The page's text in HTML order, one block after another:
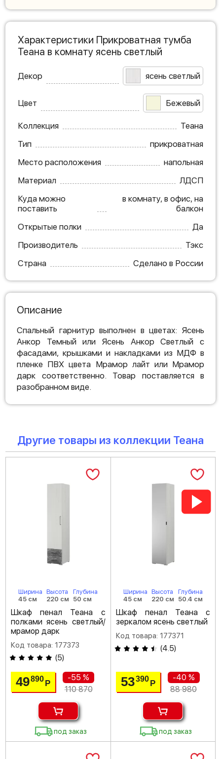
Характеристики Прикроватная тумба
Теана в комнату ясень светлый
Декор ясень светлый
Цвет Бежевый
Коллекция
Теана
Тип
прикроватная
Место расположения
напольная
Материал
ЛДСП
Куда можно
поставить
в комнату, в офис, на
балкон
Открытые полки
Да
Производитель
Тэкс
Страна
Сделано в России
Описание
Спальный гарнитур выполнен в цветах: Ясень
Анкор Темный или Ясень Анкор Светлый с
фасадами, крышками и накладками из МДФ в
пленке ПВХ цвета Мрамор лайт или Мрамор
дарк соответственно. Товар поставляется в
разобранном виде.
Другие товары из коллекции Теана
Ширина
45 см
Высота
220 см
Глубина
50 см
Шкаф пенал Теана с
полками ясень светлый/
мрамор дарк
Код товара: 177373
(5)
49890Р
-55 %
110 870
под заказ
Ширина
45 см
Высота
220 см
Глубина
50.4 см
Шкаф пенал Теана с
зеркалом ясень светлый
Код товара: 177371
(4.5)
53390 Р
-40 %
88 980
под заказ